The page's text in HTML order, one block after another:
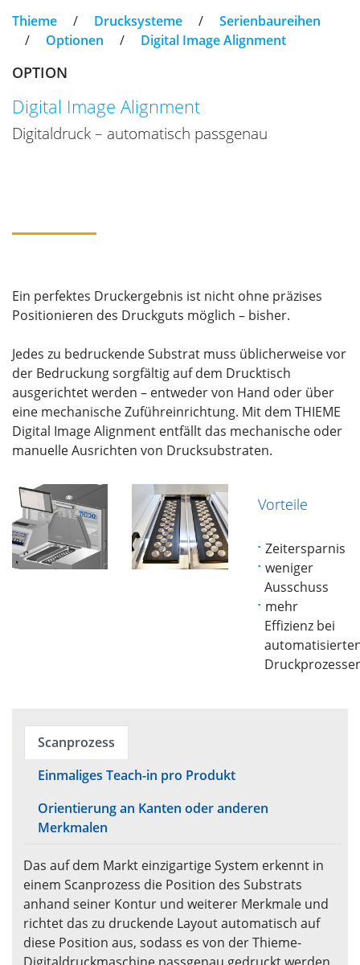
Thieme / Drucksysteme /
Serienbaureihen
/
Optionen / Digital Image Alignment
OPTION
Digital Image Alignment
Digitaldruck – automatisch passgenau
Ein perfektes Druckergebnis ist nicht ohne präzises
Positionieren des Druckguts möglich – bisher.
Jedes zu bedruckende Substrat muss üblicherweise vor
der Bedruckung sorgfältig auf dem Drucktisch
ausgerichtet werden – entweder von Hand oder über
eine mechanische Zuführeinrichtung. Mit dem THIEME
Digital Image Alignment entfällt das mechanische oder
manuelle Ausrichten von Drucksubstraten.
Vorteile
Zeitersparnis
weniger
Ausschuss
mehr
Effizienz bei
Scanprozess
Einmaliges Teach-in pro Produkt
Orientierung an Kanten oder anderen
Merkmalen
Das auf dem Markt einzigartige System erkennt in
einem Scanprozess die Position des Substrats
anhand seiner Kontur und weiterer Merkmale und
richtet das zu druckende Layout automatisch auf
diese Position aus, sodass es von der Thieme-